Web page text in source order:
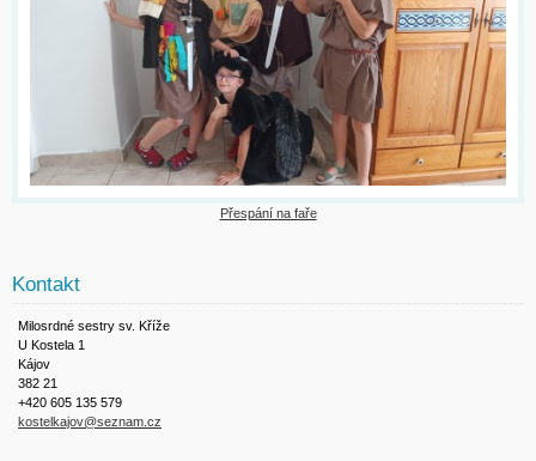
Přespání na faře
Kontakt
Milosrdné sestry sv. Kříže
U Kostela 1
Kájov
382 21
+420 605 135 579
kostelkajov@seznam.cz